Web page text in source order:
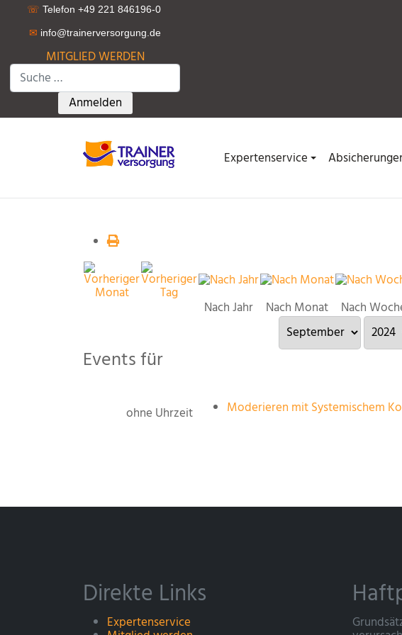
☏ Telefon +49 221 846196-0
✉ info@trainerversorgung.de
MITGLIED WERDEN
Suchen
Type 2 or more characters for results.
Anmelden
Expertenservice
Nach Jahr Nach Monat Nach
Events für
ohne Uhrzeit
Moderieren mit Systemischem
Direkte Links
Expertenservice